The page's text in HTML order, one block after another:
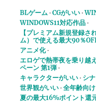
BLゲーム CGがいい
WINDOWS11対応作品
【プレミアム新規登録
ム）で使える最大90％
アニメ化
エロゲで熱帯夜を乗り越
ペーン 第1弾
キャラクターがいい
シ
世界観がいい 全年齢向け
夏の最大16%ポイント還